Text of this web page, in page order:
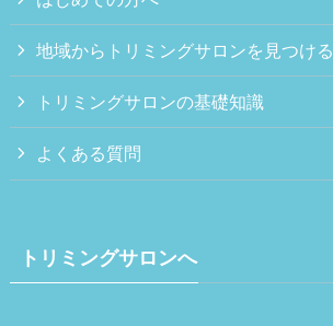
地域からトリミングサロンを見つける
トリミングサロンの基礎知識
よくある質問
トリミングサロンへ